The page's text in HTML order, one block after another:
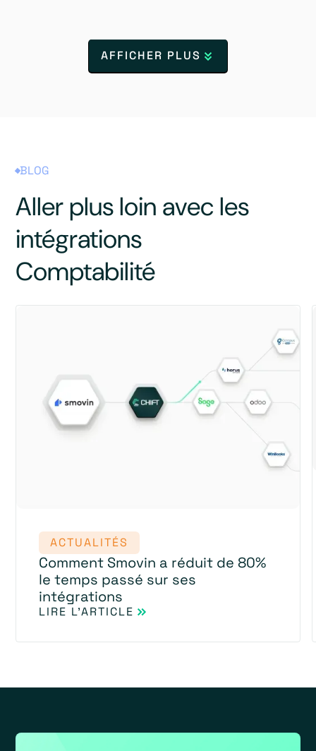
AFFICHER PLUS
BLOG
Aller plus loin avec les
intégrations
Comptabilité
ACTUALITÉS
Comment Smovin a réduit de 80%
le temps passé sur ses
intégrations
LIRE L'ARTICLE